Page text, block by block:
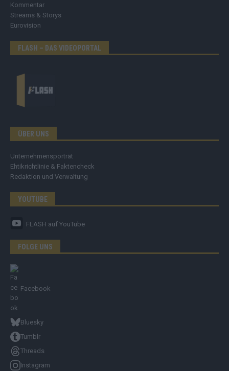
Kommentar
Streams & Storys
Eurovision
FLASH – DAS VIDEOPORTAL
ÜBER UNS
Unternehmensporträt
Ehtikrichtlinie & Faktencheck
Redaktion und Verwaltung
YOUTUBE
FLASH auf YouTube
FOLGE UNS
Facebook
Bluesky
Tumblr
Threads
Instagram